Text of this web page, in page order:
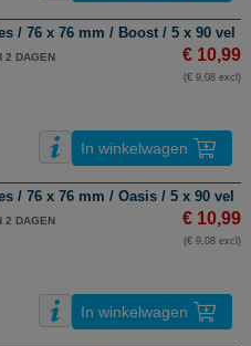
/ 76 x 76 mm / Boost / 5 x 90 vel
2 DAGEN € 10,99
(€ 9,08 excl)
In winkelwagen
/ 76 x 76 mm / Oasis / 5 x 90 vel
2 DAGEN € 10,99
(€ 9,08 excl)
In winkelwagen